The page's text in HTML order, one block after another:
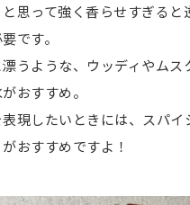
思って強く香らせすぎると
です。
うような、ウッディやムス
おすすめ。
現したいときには、スパイ
おすすめですよ！